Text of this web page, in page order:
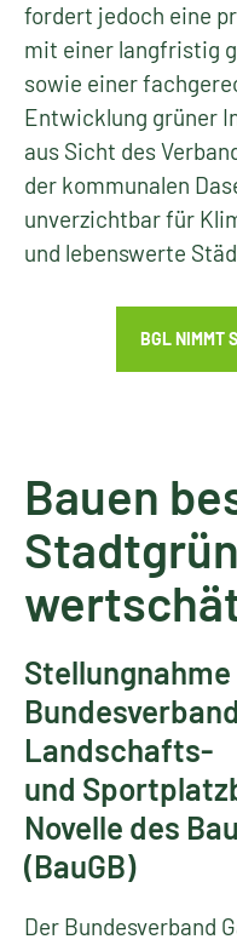
fordert jedoch eine
mit einer langfristig
sowie einer
Entwicklung grüner
aus Sicht des
der kommunalen
unverzichtbar für
und lebenswerte
BGL NIMMT
Bauen
Stadtgrün
Stellungnahme
Landschafts-
und
Novelle des
(BauGB)
Der Bundesverband